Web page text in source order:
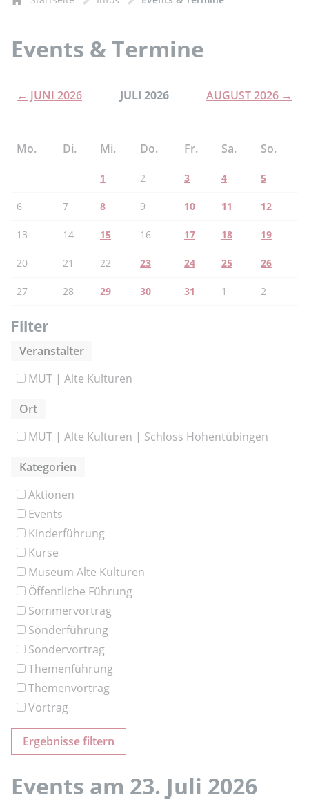
Events & Termine
← JUNI 2026 JULI 2026 AUGUST 2026 →
Mo. Di. Mi. Do. Fr. Sa. So.
1 2 3 4 5
6 7 8 9 10 11 12
13 14 15 16 17 18 19
20 21 22 23 24 25 26
27 28 29 30 31 1 2
Filter
Veranstalter
MUT | Alte Kulturen
Ort
MUT | Alte Kulturen | Schloss Hohentübingen
Kategorien
Aktionen
Events
Kinderführung
Kurse
Museum Alte Kulturen
Öffentliche Führung
Sommervortrag
Sonderführung
Sondervortrag
Themenführung
Themenvortrag
Vortrag
Events am 23. Juli 2026